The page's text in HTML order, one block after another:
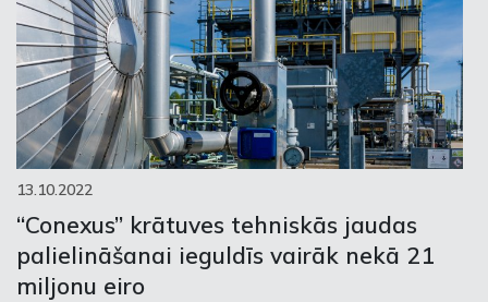
13.10.2022
“Conexus” krātuves tehniskās jaudas
palielināšanai ieguldīs vairāk nekā 21
miljonu eiro